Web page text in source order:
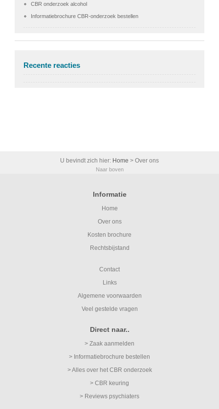
CBR onderzoek alcohol
Informatiebrochure CBR-onderzoek bestellen
Recente reacties
U bevindt zich hier: Home > Over ons
Naar boven
Informatie
Home
Over ons
Kosten brochure
Rechtsbijstand
Contact
Links
Algemene voorwaarden
Veel gestelde vragen
Direct naar..
> Zaak aanmelden
> Informatiebrochure bestellen
> Alles over het CBR onderzoek
> CBR keuring
> Reviews psychiaters